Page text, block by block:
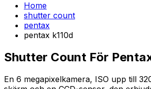
Home
shutter count
pentax
pentax k110d
Shutter Count För
En 6 megapixelkamera, ISO upp till